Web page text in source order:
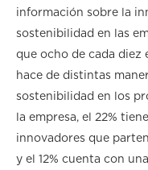
información sobre la
sostenibilidad en las
que ocho de cada diez
hace de distintas
sostenibilidad en los
la empresa, el 22%
innovadores que
y el 12% cuenta con